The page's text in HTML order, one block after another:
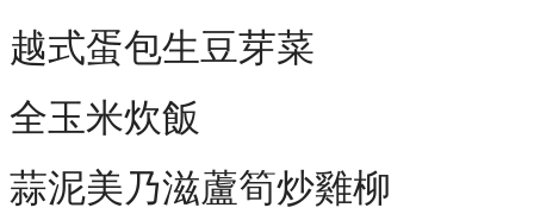
越式蛋包生豆芽菜
全玉米炊飯
蒜泥美乃滋蘆筍炒雞柳